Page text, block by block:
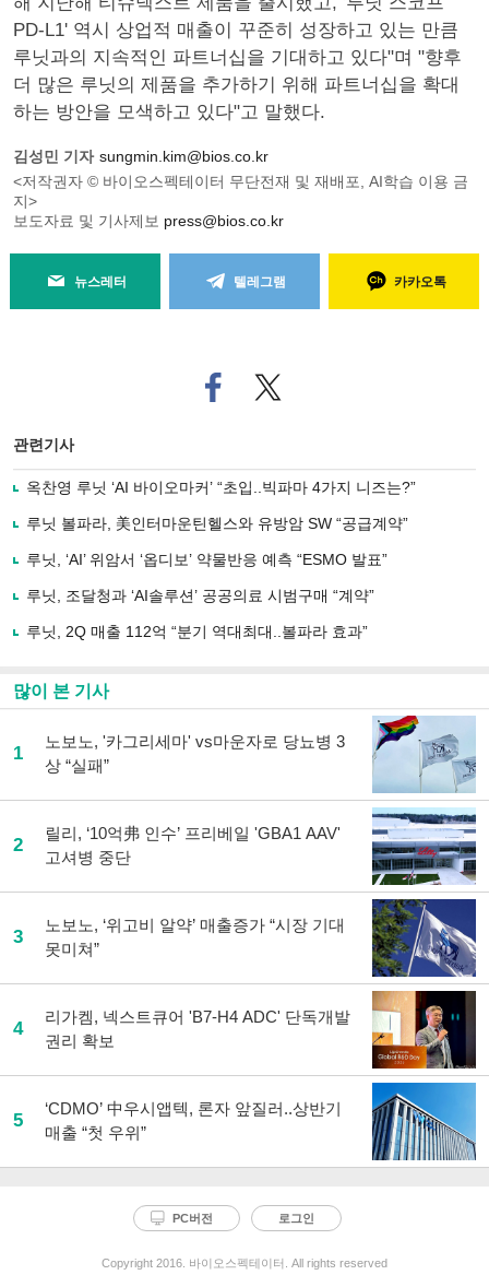
PD-L1' 역시 상업적 매출이 꾸준히 성장하고 있는 만큼
루닛과의 지속적인 파트너십을 기대하고 있다"며 "향후
더 많은 루닛의 제품을 추가하기 위해 파트너십을 확대
하는 방안을 모색하고 있다"고 말했다.
김성민 기자 sungmin.kim@bios.co.kr
<저작권자 © 바이오스펙테이터 무단전재 및 재배포, AI학습 이용 금
지>
보도자료 및 기사제보 press@bios.co.kr
뉴스레터 텔레그램 카카오톡
페
이
로
기
사
유
기
트위
터로
관련기사
옥찬영 루닛 ‘AI 바이오마커’ “초입..빅파마 4가지 니즈는?”
루닛 볼파라, 美인터마운틴헬스와 유방암 SW “공급계약”
루닛, ‘AI’ 위암서 ‘옵디보’ 약물반응 예측 “ESMO 발표”
루닛, 조달청과 ‘AI솔루션’ 공공의료 시범구매 “계약”
루닛, 2Q 매출 112억 “분기 역대최대..볼파라 효과”
많이 본 기사
1
노보노, '카그리세마' vs마운자로 당뇨병 3
상 “실패”
2
릴리, ‘10억弗 인수’ 프리베일 'GBA1 AAV'
고셔병 중단
3
노보노, ‘위고비 알약’ 매출증가 “시장 기대
못미쳐”
4
리가켐, 넥스트큐어 'B7-H4 ADC' 단독개발
권리 확보
5
‘CDMO’ 中우시앱텍, 론자 앞질러..상반기
매출 “첫 우위”
PC버전 로그인
Copyright 2016. 바이오스펙테이터. All rights reserved